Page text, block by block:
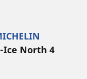
Ice North 4